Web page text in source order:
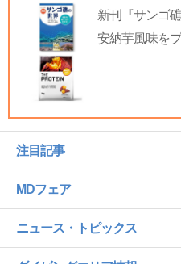
新刊『サンゴ
安納芋風味を
注目記事
MDフェア
ニュース・トピックス